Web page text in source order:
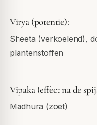
Virya (potentie):
Sheeta (verkoelend),
plantenstoffen
Vipaka (effect na de
Madhura (zoet)